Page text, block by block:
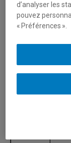
E
H
Hors
d’analyser les
pouvez
« Préférences ».